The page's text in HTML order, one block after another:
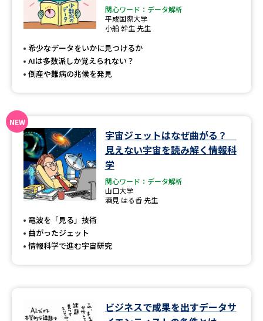
専門学校の資料請求 大学院の資料請求
留学・進学関連、塾・予備校
大学入学共通テスト「受験案
大学入学共通テスト「受験上の
幼稚園教員資格認定試験
高等学校（情報）教員資格認定
大学研究
大学で学べる内容や特徴を調べる
データサイエンス特集 奨学金・特待生制度特集
関心ワード：データ解析
平成国際大学
小船 幹生 先生
希少なデータをいかに見つけるか
AIは多数派しか覚えられない？
倒産や難病の兆候を発見
宇宙ジェットはなぜ曲がる？
見えない宇宙を読み解く情報科
学
関心ワード：データ解析
山口大学
酒見 はる香 先生
電波を「見る」技術
曲がったジェット
情報科学で進む宇宙研究
ビジネスで成果を出すデータサ